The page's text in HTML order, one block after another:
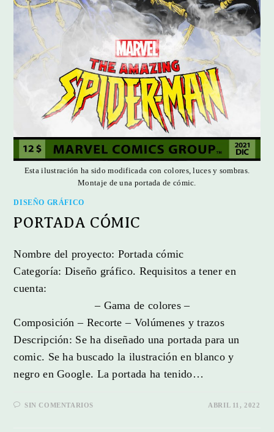
Esta ilustración ha sido modificada con colores, luces y sombras.
Montaje de una portada de cómic.
DISEÑO GRÁFICO
PORTADA CÓMIC
Nombre del proyecto: Portada cómic
Categoría: Diseño gráfico. Requisitos a tener en
cuenta:
– Gama de colores –
Composición – Recorte – Volúmenes y trazos
Descripción: Se ha diseñado una portada para un
comic. Se ha buscado la ilustración en blanco y
negro en Google. La portada ha tenido…
SIN COMENTARIOS ABRIL 11, 2022